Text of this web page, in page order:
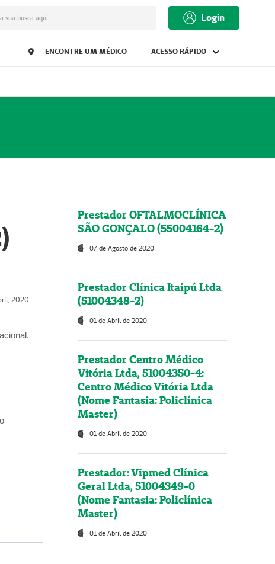
sua busca aqui Login
ENCONTRE UM MÉDICO ACESSO RÁPIDO
2020
Prestador OFTALMOCLÍNICA
SÃO GONÇALO (55004164-2)
07 de Agosto de 2020
Prestador Clínica Itaipú Ltda
(51004348-2)
01 de Abril de 2020
Prestador Centro Médico
Vitória Ltda, 51004350-4:
Centro Médico Vitória Ltda
(Nome Fantasia: Policlínica
Master)
01 de Abril de 2020
Prestador: Vipmed Clínica
Geral Ltda, 51004349-0
(Nome Fantasia: Policlínica
Master)
01 de Abril de 2020